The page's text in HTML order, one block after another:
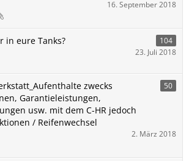
16. September 2018
in eure Tanks?
104
23. Juli 2018
zwecks
Garantieleistungen,
usw. mit dem C-HR jedoch
/ Reifenwechsel
50
2. März 2018